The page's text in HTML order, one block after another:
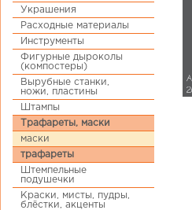
Украшения
Расходные материалы
Инструменты
Фигурные дыроколы
(компостеры)
Вырубные станки,
ножи, пластины
Штампы
Трафареты, маски
маски
трафареты
Штемпельные
подушечки
Краски, мисты, пудры,
блёстки, акценты